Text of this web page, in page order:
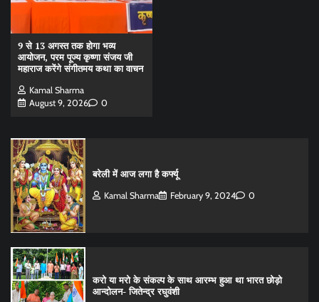
9 से 13 अगस्त तक होगा भव्य
आयोजन, परम पूज्य कृष्णा संजय जी
महाराज करेंगे संगीतमय कथा का वाचन
Kamal Sharma
August 9, 2026
0
बरेली में आज लगा है कर्फ्यू
Kamal Sharma February 9, 2024 0
करो या मरो के संकल्प के साथ आरम्भ हुआ था भारत छोड़ो
आन्दोलन- जितेन्द्र रघुवंशी